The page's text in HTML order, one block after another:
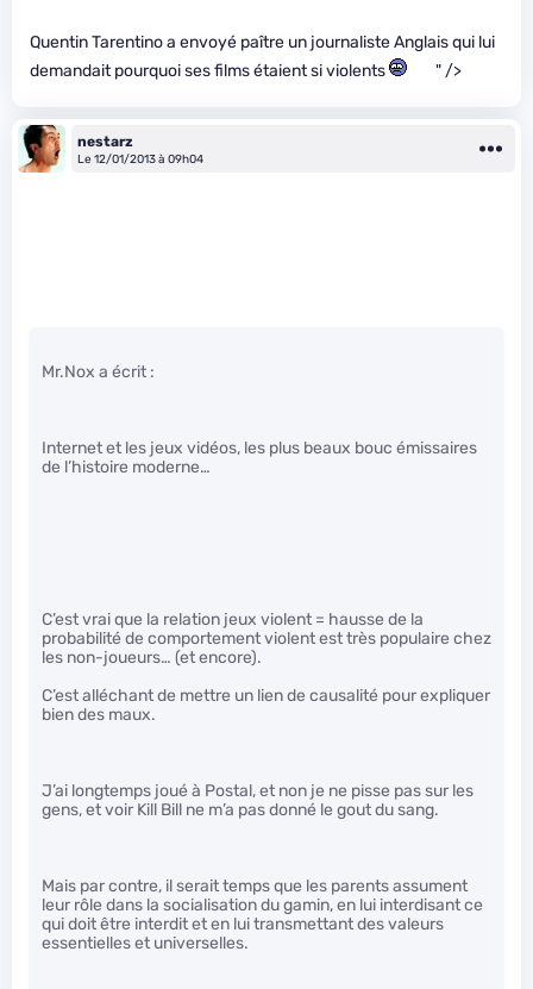
Quentin Tarentino a envoyé paître un journaliste Anglais qui lui
demandait pourquoi ses films étaient si violents
" />
nestarz
Le 12/01/2013 à 09h04
Mr.Nox a écrit :
Internet et les jeux vidéos, les plus beaux bouc émissaires
de l’histoire moderne…
C’est vrai que la relation jeux violent = hausse de la
probabilité de comportement violent est très populaire chez
les non-joueurs… (et encore).
C’est alléchant de mettre un lien de causalité pour expliquer
bien des maux.
J’ai longtemps joué à Postal, et non je ne pisse pas sur les
gens, et voir Kill Bill ne m’a pas donné le gout du sang.
Mais par contre, il serait temps que les parents assument
leur rôle dans la socialisation du gamin, en lui interdisant ce
qui doit être interdit et en lui transmettant des valeurs
essentielles et universelles.